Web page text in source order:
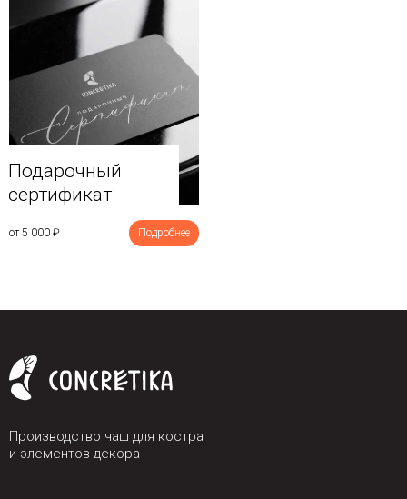
Подарочный
сертификат
от 5 000 ₽ Подробнее
Производство чаш для костра
и элементов декора